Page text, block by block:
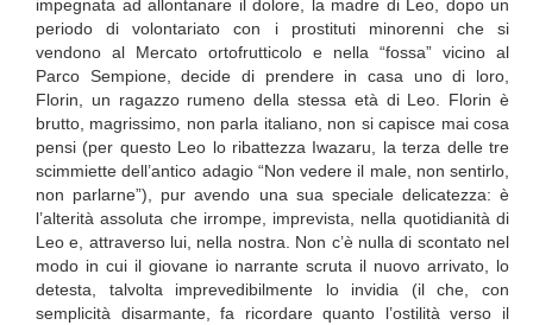
impegnata ad allontanare il dolore, la madre di Leo, dopo un
periodo di volontariato con i prostituti minorenni che si
vendono al Mercato ortofrutticolo e nella “fossa” vicino al
Parco Sempione, decide di prendere in casa uno di loro,
Florin, un ragazzo rumeno della stessa età di Leo. Florin è
brutto, magrissimo, non parla italiano, non si capisce mai cosa
pensi (per questo Leo lo ribattezza Iwazaru, la terza delle tre
scimmiette dell’antico adagio “Non vedere il male, non sentirlo,
non parlarne”), pur avendo una sua speciale delicatezza: è
l’alterità assoluta che irrompe, imprevista, nella quotidianità di
Leo e, attraverso lui, nella nostra. Non c’è nulla di scontato nel
modo in cui il giovane io narrante scruta il nuovo arrivato, lo
detesta, talvolta imprevedibilmente lo invidia (il che, con
semplicità disarmante, fa ricordare quanto l’ostilità verso il